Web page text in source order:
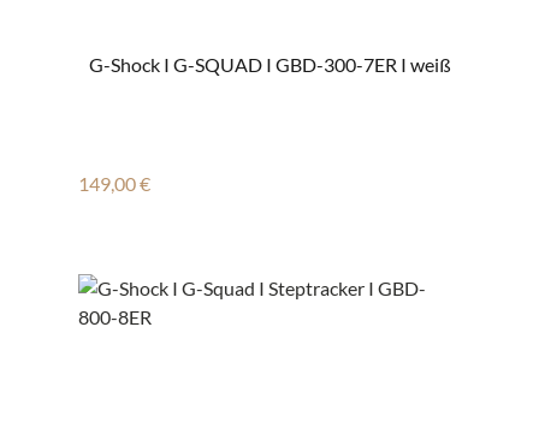
G-Shock I G-SQUAD I GBD-300-7ER I weiß
Regulärer Preis:
149,00 €